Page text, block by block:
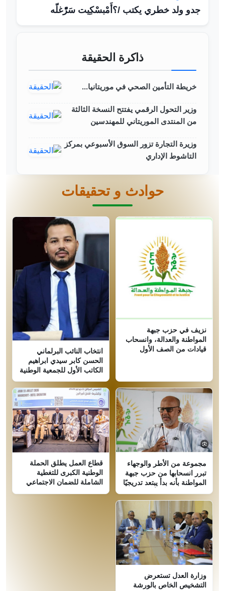
جدو ولد خطري يكتب /؟أَمْبسْكِيت سَرّْغلّه
ذاكرة الحقيقة
خريطة التأمين الصحي في موريتانيا...
وزير التحول الرقمي يفتتح النسخة الثالثة
من المنتدى الموريتاني للمهندسين
وزيرة التجارة تزور السوق الأسبوعي بمركز
التاشوط الإداري
حوادث و تحقيقات
نزيف في حزب جبهة
المواطنة والعدالة، وانسحاب
قيادات من الصف الأول
انتخاب النائب البرلماني
الحسن كابر سيدي ابراهيم
الكاتب الأول للجمعية الوطنية
مجموعة من الأطر والوجهاء
تبرر انسحابها من حزب جبهة
المواطنة بأنه بدأ يبتعد تدريجيًا
قطاع العمل يطلق الحملة
الوطنية الكبرى للتغطية
الشاملة للضمان الاجتماعي
وزارة العدل تستعرض
التشخيص الخاص بالورشة